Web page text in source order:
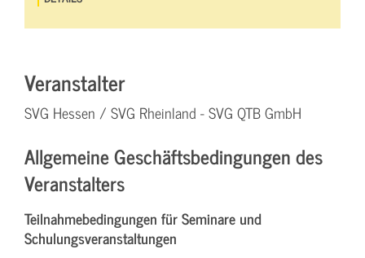
Veranstalter
SVG Hessen / SVG Rheinland - SVG QTB GmbH
Allgemeine Geschäftsbedingungen des
Veranstalters
Teilnahmebedingungen für Seminare und
Schulungsveranstaltungen